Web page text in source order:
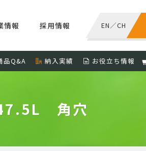
EN／CH
情報 採用情報
品Q&A 納入実績 お役立ち情報
角穴